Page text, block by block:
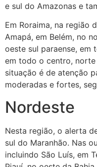
e sul do Amazonas e
Em Roraima, na região
Amapá, em Belém, no
oeste sul paraense, em
em todo o centro,
situação é de atenção
moderadas e fortes,
Nordeste
Nesta região, o alerta
sul do Maranhão. Nas
incluindo São Luís, em